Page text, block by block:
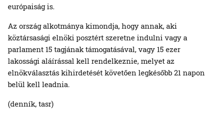
európaiság is.
Az ország alkotmánya kimondja, hogy annak, aki
köztársasági elnöki posztért szeretne indulni vagy a
parlament 15 tagjának támogatásával, vagy 15 ezer
lakossági aláírással kell rendelkeznie, melyet az
elnökválasztás kihirdetését követően legkésőbb 21 napon
belül kell leadnia.
(denník, tasr)